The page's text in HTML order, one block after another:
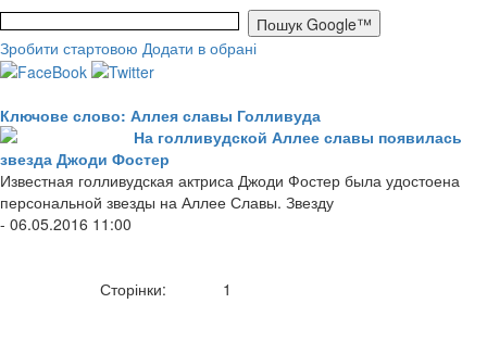
Зробити стартовою Додати в обрані
Ключове слово: Аллея славы Голливуда
На голливудской Аллее славы появилась
звезда Джоди Фостер
Известная голливудская актриса Джоди Фостер была удостоена
персональной звезды на Аллее Славы. Звезду
- 06.05.2016 11:00
Сторінки: 1